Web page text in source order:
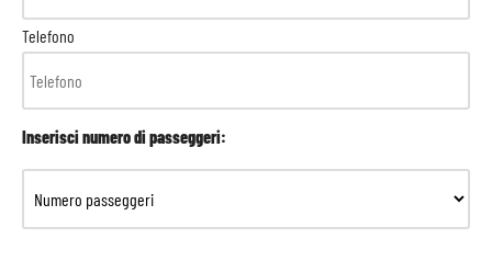
Telefono
Inserisci numero di passeggeri: